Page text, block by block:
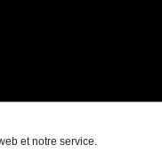
et notre service.